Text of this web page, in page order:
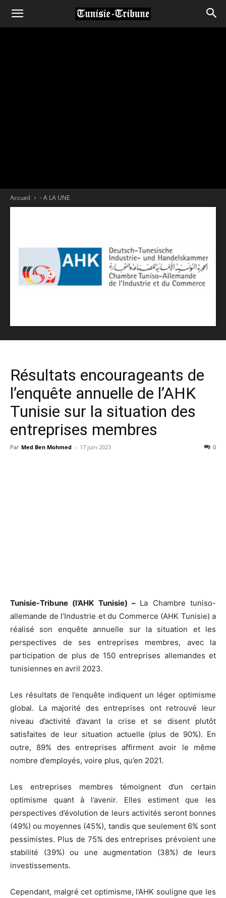
Accueil - A LA UNE
Résultats encourageants de
l’enquête annuelle de l’AHK
Tunisie sur la situation des
entreprises membres
Par Med Ben Mohmed - 17 juin 2023 0
Tunisie-Tribune (l’AHK Tunisie) – La Chambre tuniso-
allemande de l’Industrie et du Commerce (AHK Tunisie) a
réalisé son enquête annuelle sur la situation et les
perspectives de ses entreprises membres, avec la
participation de plus de 150 entreprises allemandes et
tunisiennes en avril 2023.
Les résultats de l’enquête indiquent un léger optimisme
global. La majorité des entreprises ont retrouvé leur
niveau d’activité d’avant la crise et se disent plutôt
satisfaites de leur situation actuelle (plus de 90%). En
outre, 89% des entreprises affirment avoir le même
nombre d’employés, voire plus, qu’en 2021.
Les entreprises membres témoignent d’un certain
optimisme quant à l’avenir. Elles estiment que les
perspectives d’évolution de leurs activités seront bonnes
(49%) ou moyennes (45%), tandis que seulement 6% sont
pessimistes. Plus de 75% des entreprises prévoient une
stabilité (39%) ou une augmentation (38%) de leurs
investissements.
Cependant, malgré cet optimisme, l’AHK souligne que les